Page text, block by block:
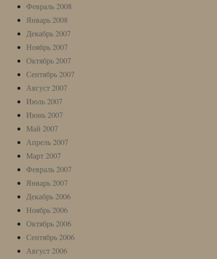
Февраль 2008
Январь 2008
Декабрь 2007
Ноябрь 2007
Октябрь 2007
Сентябрь 2007
Август 2007
Июль 2007
Июнь 2007
Май 2007
Апрель 2007
Март 2007
Февраль 2007
Январь 2007
Декабрь 2006
Ноябрь 2006
Октябрь 2006
Сентябрь 2006
Август 2006